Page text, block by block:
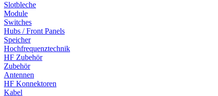
Slotbleche
Module
Switches
Hubs / Front Panels
Speicher
Hochfrequenztechnik
HF Zubehör
Zubehör
Antennen
HF Konnektoren
Kabel